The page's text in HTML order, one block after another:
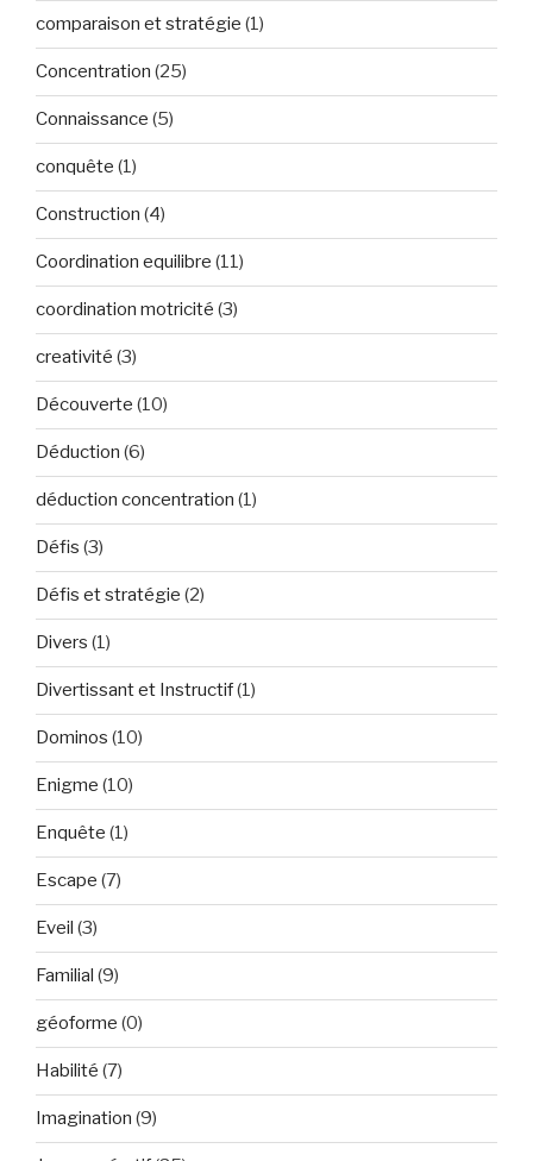
comparaison et stratégie (1)
Concentration (25)
Connaissance (5)
conquête (1)
Construction (4)
Coordination equilibre (11)
coordination motricité (3)
creativité (3)
Découverte (10)
Déduction (6)
déduction concentration (1)
Défis (3)
Défis et stratégie (2)
Divers (1)
Divertissant et Instructif(1)
Dominos (10)
Enigme (10)
Enquête (1)
Escape (7)
Eveil (3)
Familial (9)
géoforme (0)
Habilité (7)
Imagination (9)